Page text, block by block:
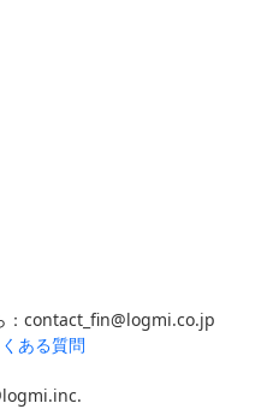
：contact_fin@logmi.co.jp
ある質問